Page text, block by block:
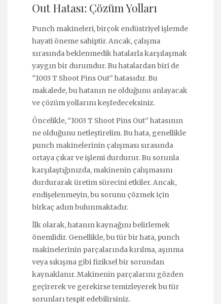
Out Hatası: Çözüm Yolları
Punch makineleri, birçok endüstriyel işlemde
hayati öneme sahiptir. Ancak, çalışma
sırasında beklenmedik hatalarla karşılaşmak
yaygın bir durumdur. Bu hatalardan biri de
“1003 T Shoot Pins Out” hatasıdır. Bu
makalede, bu hatanın ne olduğunu anlayacak
ve çözüm yollarını keşfedeceksiniz.
Öncelikle, “1003 T Shoot Pins Out” hatasının
ne olduğunu netleştirelim. Bu hata, genellikle
punch makinelerinin çalışması sırasında
ortaya çıkar ve işlemi durdurur. Bu sorunla
karşılaştığınızda, makinenin çalışmasını
durdurarak üretim sürecini etkiler. Ancak,
endişelenmeyin, bu sorunu çözmek için
birkaç adım bulunmaktadır.
İlk olarak, hatanın kaynağını belirlemek
önemlidir. Genellikle, bu tür bir hata, punch
makinelerinin parçalarında kırılma, aşınma
veya sıkışma gibi fiziksel bir sorundan
kaynaklanır. Makinenin parçalarını gözden
geçirerek ve gerekirse temizleyerek bu tür
sorunları tespit edebilirsiniz.